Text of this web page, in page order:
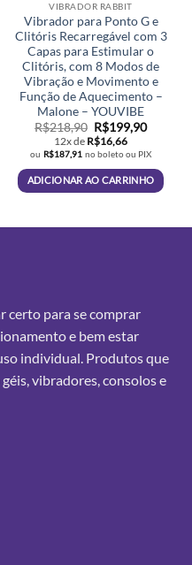
VIBRADOR RABBIT
Vibrador para Ponto G e
Clitóris Recarregável com 3
Capas para Estimular o
Clitóris, com 8 Modos de
Vibração e Movimento e
Função de Aquecimento –
Malone – YOUVIBE
R$218,90 O
preço
original
era:
R$218,90.
R$199,90O
atual
é:
12x de R$16,66
ou R$187,91 no boleto ou PIX
ADICIONAR AO CARRINHO
certo para se comprar
e bem estar
individual. Produtos que
vibradores, consolos e